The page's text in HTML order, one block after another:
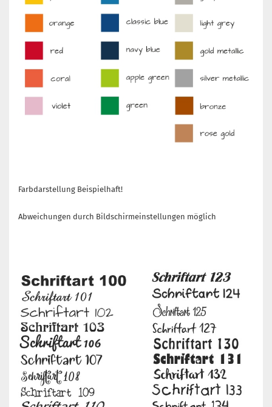
Farbdarstellung Beispielhaft!
Abweichungen durch Bildschirmeinstellungen möglich